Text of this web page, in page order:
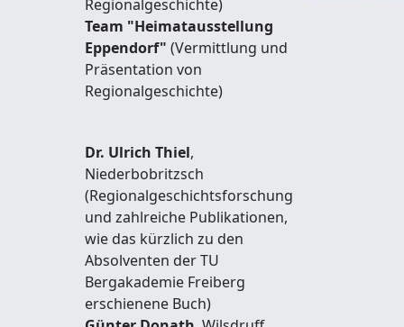
Regionalgeschichte)
Team "Heimatausstellung
Eppendorf" (Vermittlung und
Präsentation von
Regionalgeschichte)
Dr. Ulrich Thiel,
Niederbobritzsch
(Regionalgeschichtsforschung
und zahlreiche Publikationen,
wie das kürzlich zu den
Absolventen der TU
Bergakademie Freiberg
erschienene Buch)